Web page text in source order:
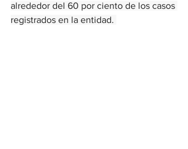
alrededor del 60 por ciento de los casos
registrados en la entidad.